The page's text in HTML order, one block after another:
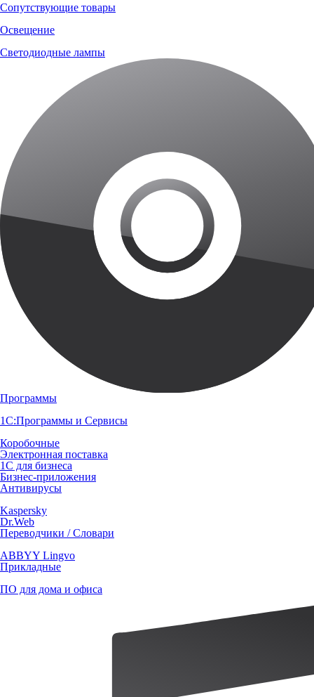
Сопутствующие товары
Освещение
Светодиодные лампы
Программы
1С:Программы и Сервисы
Коробочные
Электронная поставка
1С для бизнеса
Бизнес-приложения
Антивирусы
Kaspersky
Dr.Web
Переводчики / Словари
ABBYY Lingvo
Прикладные
ПО для дома и офиса